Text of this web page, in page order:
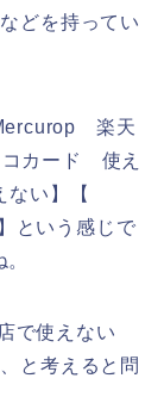
どを持ってい
楽天
カード 使え
い】【
という感じで
で使えない
と考えると問